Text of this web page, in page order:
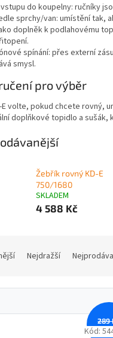
vstupu do koupelny: ručníky
sprchy/van: umístění tak,
doplněk k podlahovému
spínání: přes externí
smysl.
pro výběr
volte, pokud chcete rovný,
doplňkové topidlo a
Žebřík rovný KD-E
750/1680
SKLADEM
4 588 Kč
Nejdražší
289
–12
Kód: